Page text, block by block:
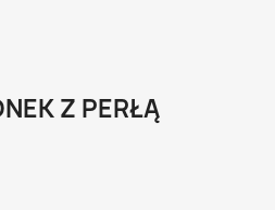
Z PERŁĄ